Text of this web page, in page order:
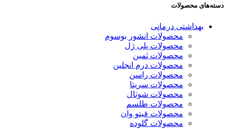
دسته‌های محصولات
بهداشتی درمانی
محصولات انشور بوسوم
محصولات پلی ژل
محصولات ثمین
محصولات درم انجلین
محصولات راسن
محصولات سریتا
محصولات شوتال
محصولات طلسم
محصولات فیتو وان
محصولات گلوده